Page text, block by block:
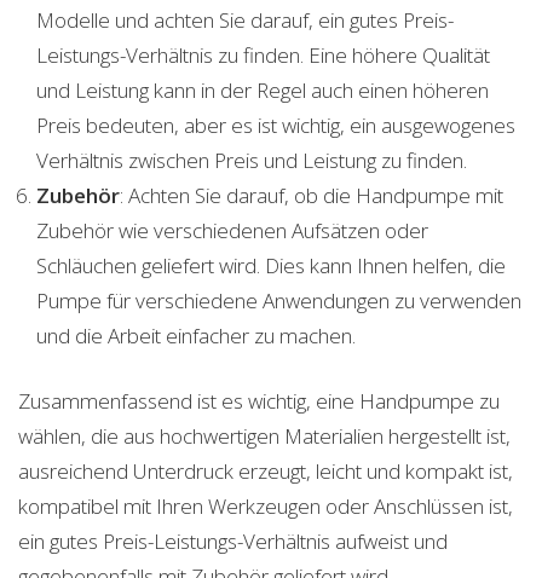
Modelle und achten Sie darauf, ein gutes Preis-
Leistungs-Verhältnis zu finden. Eine höhere Qualität
und Leistung kann in der Regel auch einen höheren
Preis bedeuten, aber es ist wichtig, ein ausgewogenes
Verhältnis zwischen Preis und Leistung zu finden.
Zubehör: Achten Sie darauf, ob die Handpumpe mit
Zubehör wie verschiedenen Aufsätzen oder
Schläuchen geliefert wird. Dies kann Ihnen helfen, die
Pumpe für verschiedene Anwendungen zu verwenden
und die Arbeit einfacher zu machen.
Zusammenfassend ist es wichtig, eine Handpumpe zu
wählen, die aus hochwertigen Materialien hergestellt ist,
ausreichend Unterdruck erzeugt, leicht und kompakt ist,
kompatibel mit Ihren Werkzeugen oder Anschlüssen ist,
ein gutes Preis-Leistungs-Verhältnis aufweist und